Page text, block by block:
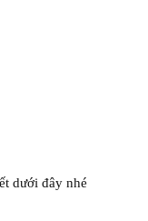
dưới đây nhé